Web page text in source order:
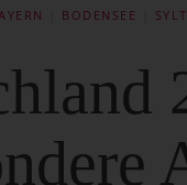
BODENSEE SYLT